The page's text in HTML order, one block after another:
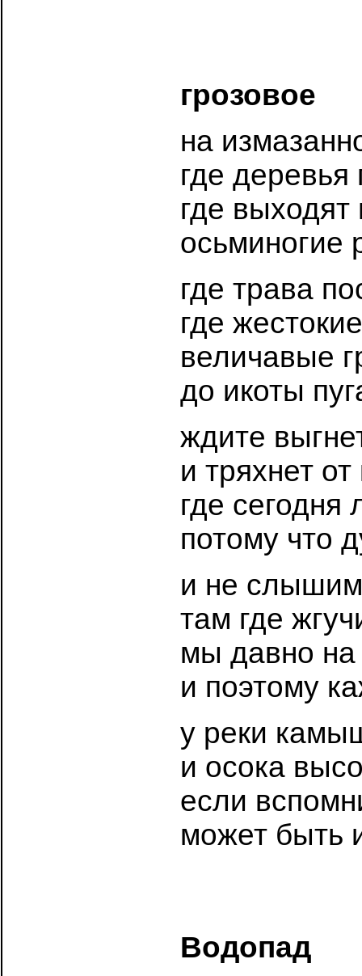
грозовое
на
где деревья
где выходят
осьминогие
где трава
где
величавые
до икоты
ждите
и тряхнет
где
потому что
и не
там где
мы давно на
и поэтому
у реки
и осока
если
может быть
Водопад